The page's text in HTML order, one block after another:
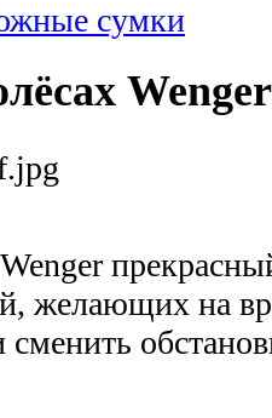
сумки
желающих на
сменить